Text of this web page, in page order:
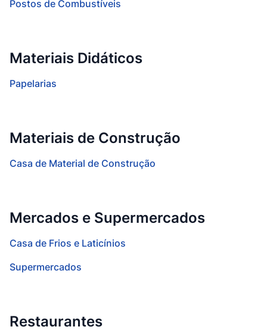
Postos de Combustíveis
Materiais Didáticos
Papelarias
Materiais de Construção
Casa de Material de Construção
Mercados e Supermercados
Casa de Frios e Laticínios
Supermercados
Restaurantes